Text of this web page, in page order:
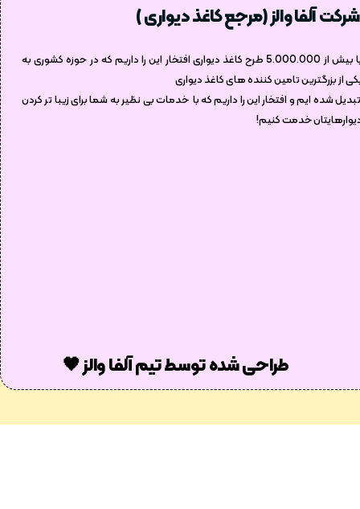
شرکت آلفا والز (مرجع کاغذ دیواری )
با بیش از 5.000.000 طرح کاغذ دیواری افتخار این را داریم که در حوزه کشوری به
از بزرگترین تامین کننده های کاغذ دیواری
شده ایم و افتخار این را داریم که با خدمات بی نظیر به شما برای زیبا تر کردن
خدمت کنیم!
طراحی شده توسط تیم آلفا والز 🖤